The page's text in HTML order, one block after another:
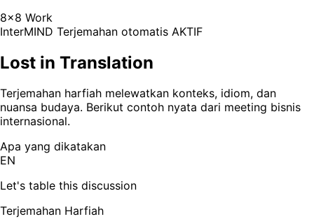
8x8 Work
InterMIND Terjemahan otomatis AKTIF
Lost in Translation
Terjemahan harfiah melewatkan konteks, idiom, dan
nuansa budaya. Berikut contoh nyata dari meeting bisnis
internasional.
Apa yang dikatakan
EN
Let's table this discussion
Terjemahan Harfiah